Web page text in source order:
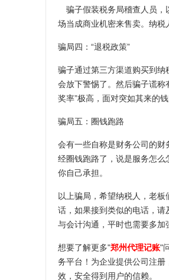
骗子假装税务局稽查人员，
场当成商业机密来售卖。纳税
骗局四：“退税政策”
骗子通过第三方渠道购买到
会放下警惕了。然后骗子谎称
奖率”极高，面对突如其来的
骗局五：圈钱跑路
会有一些自称是财务公司的
经圈钱跑路了，说是服务怎
你自己承担。
以上骗局，希望纳税人，老
话，如果接到类似的电话，
与会计沟通，平时也需要多加
想要了解更多"郑州代理记账"
务平台！为企业提供公司注
效，安全得到用户的信赖。